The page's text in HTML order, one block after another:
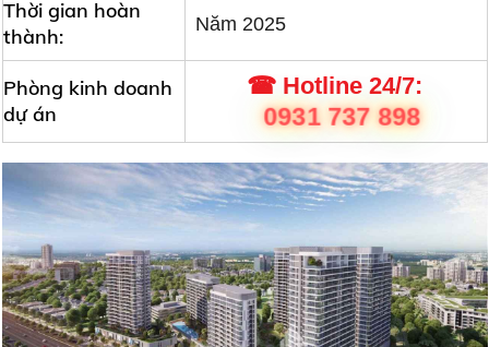
Thời gian hoàn
thành:
Năm 2025
Phòng kinh doanh
dự án
☎ Hotline 24/7:
0931 737 898